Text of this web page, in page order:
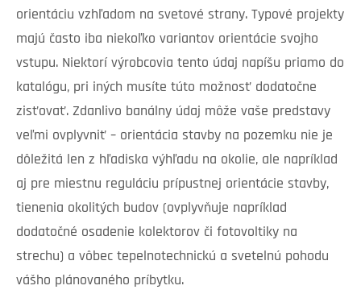
orientáciu vzhľadom na svetové strany. Typové projekty
majú často iba niekoľko variantov orientácie svojho
vstupu. Niektorí výrobcovia tento údaj napíšu priamo do
katalógu, pri iných musíte túto možnosť dodatočne
zisťovať. Zdanlivo banálny údaj môže vaše predstavy
veľmi ovplyvniť – orientácia stavby na pozemku nie je
dôležitá len z hľadiska výhľadu na okolie, ale napríklad
aj pre miestnu reguláciu prípustnej orientácie stavby,
tienenia okolitých budov (ovplyvňuje napríklad
dodatočné osadenie kolektorov či fotovoltiky na
strechu) a vôbec tepelnotechnickú a svetelnú pohodu
vášho plánovaného príbytku.